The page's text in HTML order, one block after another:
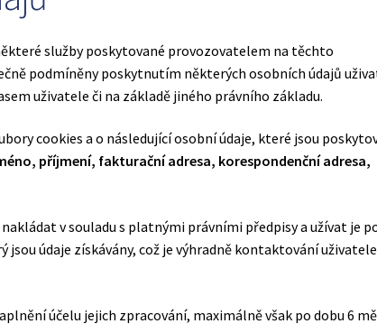
služby poskytované provozovatelem na těchto
podmíněny poskytnutím některých osobních údajů
uživatele či na základě jiného právního základu.
cookies a o následující osobní údaje, které jsou
příjmení, fakturační adresa, korespondenční adresa,
v souladu s platnými právními předpisy a užívat je
údaje získávány, což je výhradně kontaktování uživatele
účelu jejich zpracování, maximálně však po dobu 6